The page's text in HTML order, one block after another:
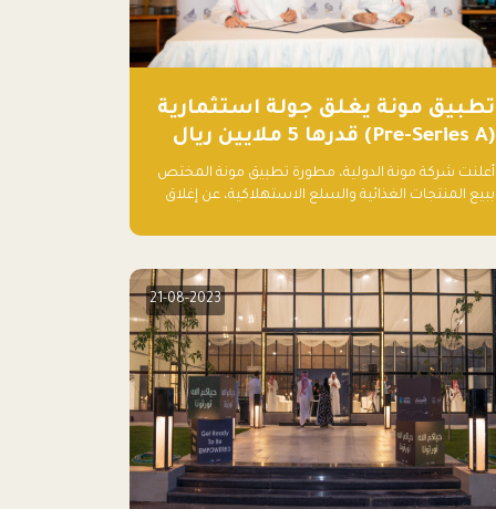
تطبيق مونة يغلق جولة استثمارية
(Pre-Series A) قدرها 5 ملايين ريال
أعلنت شركة مونة الدولية، مطورة تطبيق مونة المختص
ببيع المنتجات الغذائية والسلع الاستهلاكية، عن إغلاق
سعودي (1.3 مليون دولار أمريكي)، بقيادة شركتي دعم
الراجحي القابضة.
21-08-2023